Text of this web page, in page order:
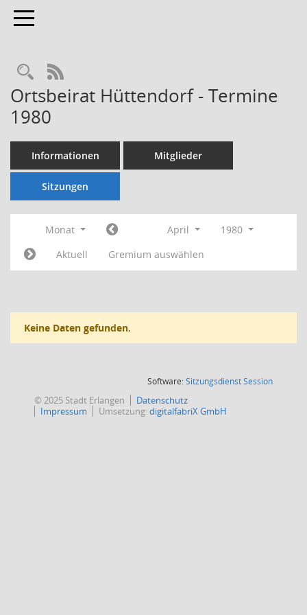
Toggle navigation
Rechercheauswahl
RSS-Feed
Ortsbeirat Hüttendorf - Termine
1980
Informationen Mitglieder
Sitzungen
Monat April
1980
Aktuell
Gremium auswählen
Keine Daten gefunden.
Software:SitzungsdienstSession(Wird in
© 2025 Stadt Erlangen
Datenschutz
Impressum
Umsetzung:digitalfabriX GmbH